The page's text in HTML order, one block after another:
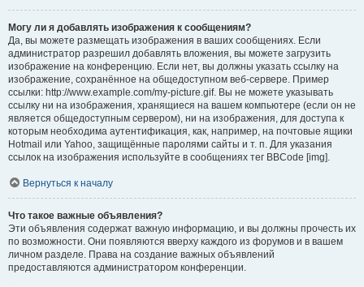
Могу ли я добавлять изображения к сообщениям?
Да, вы можете размещать изображения в ваших сообщениях. Если
администратор разрешил добавлять вложения, вы можете загрузить
изображение на конференцию. Если нет, вы должны указать ссылку на
изображение, сохранённое на общедоступном веб-сервере. Пример
ссылки: http://www.example.com/my-picture.gif. Вы не можете указывать
ссылку ни на изображения, хранящиеся на вашем компьютере (если он не
является общедоступным сервером), ни на изображения, для доступа к
которым необходима аутентификация, как, например, на почтовые ящики
Hotmail или Yahoo, защищённые паролями сайты и т. п. Для указания
ссылок на изображения используйте в сообщениях тег BBCode [img].
Вернуться к началу
Что такое важные объявления?
Эти объявления содержат важную информацию, и вы должны прочесть их
по возможности. Они появляются вверху каждого из форумов и в вашем
личном разделе. Права на создание важных объявлений
предоставляются администратором конференции.